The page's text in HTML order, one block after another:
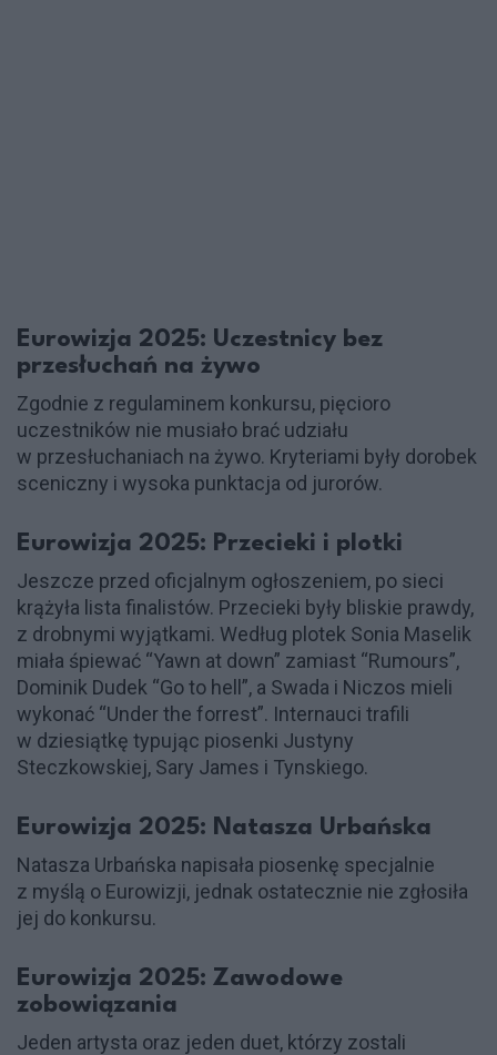
Eurowizja 2025: Uczestnicy bez
przesłuchań na żywo
Zgodnie z regulaminem konkursu, pięcioro
uczestników nie musiało brać udziału
w przesłuchaniach na żywo. Kryteriami były dorobek
sceniczny i wysoka punktacja od jurorów.
Eurowizja 2025: Przecieki i plotki
Jeszcze przed oficjalnym ogłoszeniem, po sieci
krążyła lista finalistów. Przecieki były bliskie prawdy,
z drobnymi wyjątkami. Według plotek Sonia Maselik
miała śpiewać “Yawn at down” zamiast “Rumours”,
Dominik Dudek “Go to hell”, a Swada i Niczos mieli
wykonać “Under the forrest”. Internauci trafili
w dziesiątkę typując piosenki Justyny
Steczkowskiej, Sary James i Tynskiego.
Eurowizja 2025: Natasza Urbańska
Natasza Urbańska napisała piosenkę specjalnie
z myślą o Eurowizji, jednak ostatecznie nie zgłosiła
jej do konkursu.
Eurowizja 2025: Zawodowe
zobowiązania
Jeden artysta oraz jeden duet, którzy zostali